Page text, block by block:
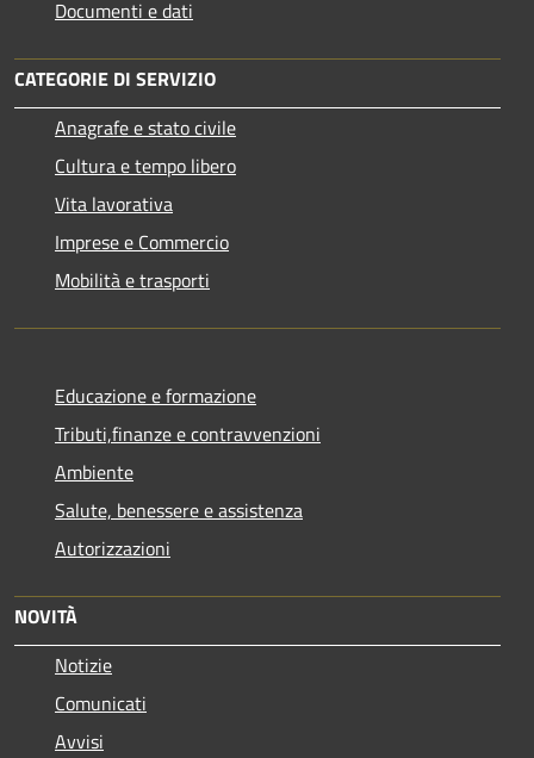
Documenti e dati
CATEGORIE DI SERVIZIO
Anagrafe e stato civile
Cultura e tempo libero
Vita lavorativa
Imprese e Commercio
Mobilità e trasporti
Educazione e formazione
Tributi,finanze e contravvenzioni
Ambiente
Salute, benessere e assistenza
Autorizzazioni
NOVITÀ
Notizie
Comunicati
Avvisi